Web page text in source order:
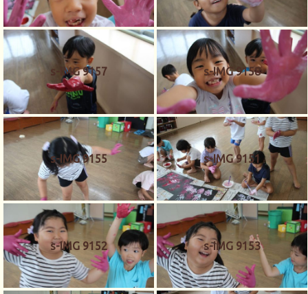
s-IMG 9157 s-IMG 9158
s-IMG 9155 s-IMG 9151
s-IMG 9152 s-IMG 9153